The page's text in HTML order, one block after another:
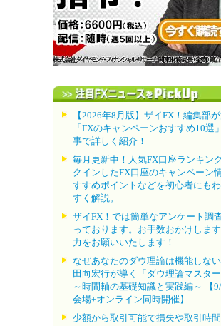
【2026年8月版】ザイFX！編集部
「FXのキャンペーンおすすめ10選
事で詳しく紹介！
毎月更新中！人気FX口座ランキン
クインしたFX口座のキャンペーン
すすめポイントなどを初心者にも
すく解説。
ザイFX！では簡単なアンケート調
っております。お手数おかけしま
力をお願いいたします！
なぜあなたのダウ理論は機能しな
田向宏行が導く「ダウ理論マスター
～時間軸の基礎知識と実践編～ 【9/
会場+オンライン同時開催】
少額から取引可能で損失や取引時